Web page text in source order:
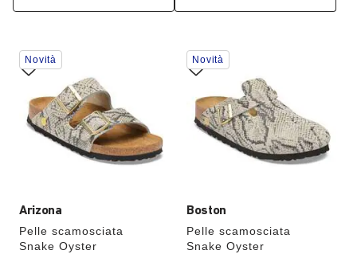
Arizona
Pelle scamosciata
Snake Oyster
Interagendo
con
anteprime
dei
colori,
l’immagine
Novità
Boston
Pelle scamosciata
Snake Oyster
Interagendo
con
anteprime
dei
colori,
l’immagine
Novità